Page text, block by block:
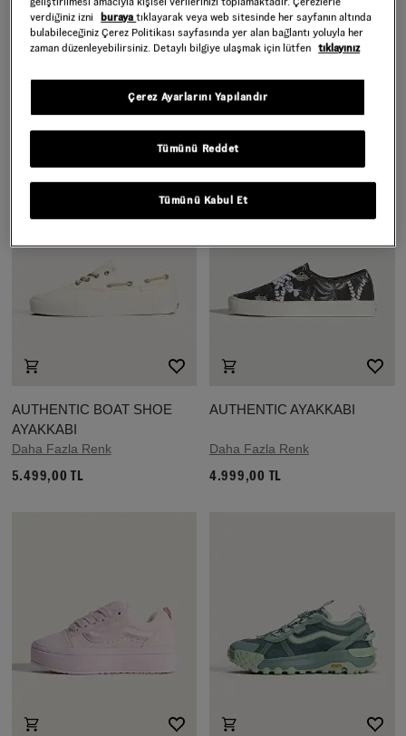
AUTHENTIC BOAT SHOE
AYAKKABI
Daha Fazla Renk
5.499,00 TL
AUTHENTIC AYAKKABI
Daha Fazla Renk
4.999,00 TL
verdiğiniz izni
burayatıklayarak veya web sitesinde her sayfanın altında
bulabileceğiniz Çerez Politikası sayfasında yer alan bağlantı yoluyla her
zaman düzenleyebilirsiniz. Detaylı bilgiye ulaşmak için lütfen tıklayınız
Tümünü Reddet
Tümünü Kabul Et
Çerez Ayarlarını Yapılandır